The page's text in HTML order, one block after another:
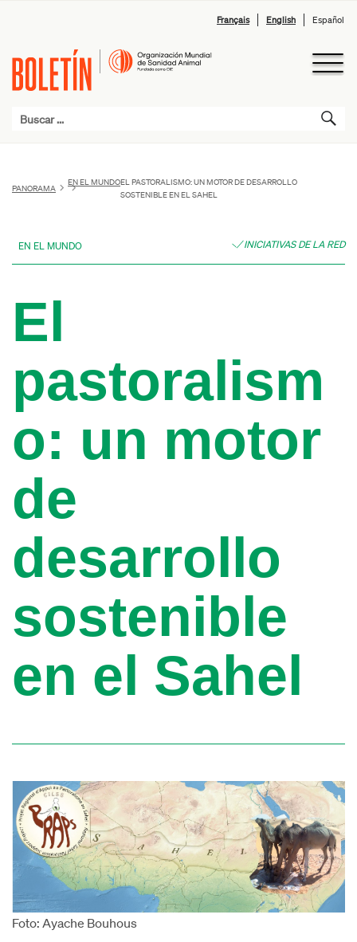
Français English Español
PANORAMA
EN EL MUNDOEL PASTORALISMO: UN MOTOR DE DESARROLLO
SOSTENIBLE EN EL SAHEL
EN EL MUNDO INICIATIVAS DE LA RED
El
pastoralism
o: un motor
de
desarrollo
sostenible
en el Sahel
Foto: Ayache Bouhous